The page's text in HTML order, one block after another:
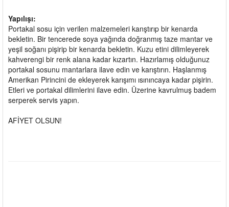
Yapılışı:
Portakal sosu için verilen malzemeleri kanştırıp bir kenarda
bekletin. Bir tencerede soya yağında doğranmış taze mantar ve
yeşil soğanı pişirip bir kenarda bekletin. Kuzu etini dilimleyerek
kahverengi bir renk alana kadar kızartın. Hazırlamış olduğunuz
portakal sosunu mantarlara ilave edin ve karıştırın. Haşlanmış
Amerikan Pirincini de ekleyerek karışımı ısınıncaya kadar pişirin.
Etleri ve portakal dilimlerini ilave edin. Üzerine kavrulmuş badem
serperek servis yapın.
AFİYET OLSUN!